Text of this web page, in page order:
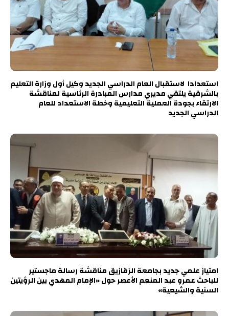
استعدادا لاستقبال العام الدراسي الجديد وكيل أول وزارة التعليم
بالشرقية يلتقي مديري مدارس المبادرة الرئاسية لمناقشة
الارتقاء بجودة العملية التعليمية وخطة الاستعداد للعام
الدراسي الجديد
امتياز علمي جديد بجامعة الزقازيق مناقشة رسالة ماجستير
للباحث عمرو عبد المنعم الأعصر حول «الإمام المهدي بين الرؤيتين
السنية والشيعية»